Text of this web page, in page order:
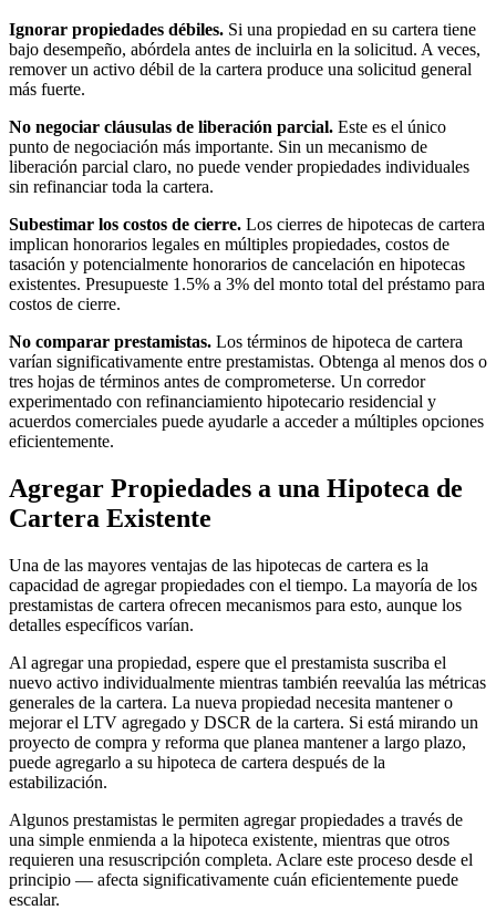
Ignorar propiedades débiles. Si una propiedad en su cartera tiene
bajo desempeño, abórdela antes de incluirla en la solicitud. A veces,
remover un activo débil de la cartera produce una solicitud general
más fuerte.
No negociar cláusulas de liberación parcial. Este es el único
punto de negociación más importante. Sin un mecanismo de
liberación parcial claro, no puede vender propiedades individuales
sin refinanciar toda la cartera.
Subestimar los costos de cierre. Los cierres de hipotecas de cartera
implican honorarios legales en múltiples propiedades, costos de
tasación y potencialmente honorarios de cancelación en hipotecas
existentes. Presupueste 1.5% a 3% del monto total del préstamo para
costos de cierre.
No comparar prestamistas. Los términos de hipoteca de cartera
varían significativamente entre prestamistas. Obtenga al menos dos o
tres hojas de términos antes de comprometerse. Un corredor
experimentado con refinanciamiento hipotecario residencial y
acuerdos comerciales puede ayudarle a acceder a múltiples opciones
eficientemente.
Agregar Propiedades a una Hipoteca de
Cartera Existente
Una de las mayores ventajas de las hipotecas de cartera es la
capacidad de agregar propiedades con el tiempo. La mayoría de los
prestamistas de cartera ofrecen mecanismos para esto, aunque los
detalles específicos varían.
Al agregar una propiedad, espere que el prestamista suscriba el
nuevo activo individualmente mientras también reevalúa las métricas
generales de la cartera. La nueva propiedad necesita mantener o
mejorar el LTV agregado y DSCR de la cartera. Si está mirando un
proyecto de compra y reforma que planea mantener a largo plazo,
puede agregarlo a su hipoteca de cartera después de la
estabilización.
Algunos prestamistas le permiten agregar propiedades a través de
una simple enmienda a la hipoteca existente, mientras que otros
requieren una resuscripción completa. Aclare este proceso desde el
principio — afecta significativamente cuán eficientemente puede
escalar.